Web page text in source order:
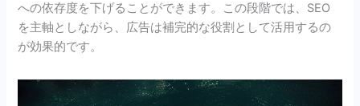
への依存度を下げることができます。この段階では、SEO
を主軸としながら、広告は補完的な役割として活用するの
が効果的です。